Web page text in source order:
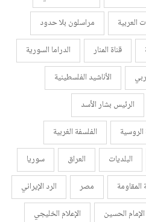
العربية
مراسلون بلا حدود
قناة المنار
الدراما السورية
الأناشيد الفلسطينية
الرئيس بشار الأسد
الروسية
الفلسفة الغربية
البلديات العراق
سوريا
المقاومة مصر
الرد الإيراني
الإمام الحسين
الإعلام الخليجي